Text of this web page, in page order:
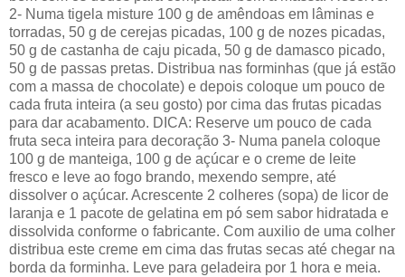
2- Numa tigela misture 100 g de amêndoas em lâminas e
torradas, 50 g de cerejas picadas, 100 g de nozes picadas,
50 g de castanha de caju picada, 50 g de damasco picado,
50 g de passas pretas. Distribua nas forminhas (que já estão
com a massa de chocolate) e depois coloque um pouco de
cada fruta inteira (a seu gosto) por cima das frutas picadas
para dar acabamento. DICA: Reserve um pouco de cada
fruta seca inteira para decoração 3- Numa panela coloque
100 g de manteiga, 100 g de açúcar e o creme de leite
fresco e leve ao fogo brando, mexendo sempre, até
dissolver o açúcar. Acrescente 2 colheres (sopa) de licor de
laranja e 1 pacote de gelatina em pó sem sabor hidratada e
dissolvida conforme o fabricante. Com auxilio de uma colher
distribua este creme em cima das frutas secas até chegar na
borda da forminha. Leve para geladeira por 1 hora e meia.